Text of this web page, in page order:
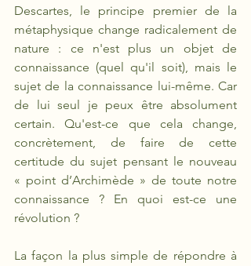
Descartes, le principe premier de la
métaphysique change radicalement de
nature : ce n'est plus un objet de
connaissance (quel qu'il soit), mais le
sujet de la connaissance lui-même. Car
de lui seul je peux être absolument
certain. Qu'est-ce que cela change,
concrètement, de faire de cette
certitude du sujet pensant le nouveau
« point d’Archimède » de toute notre
connaissance ? En quoi est-ce une
révolution ?
La façon la plus simple de répondre à